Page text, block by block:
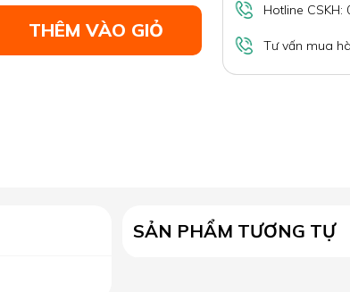
THÊM VÀO GIỎ
Hotline CSKH:
Tư vấn mua
SẢN PHẨM TƯƠNG TỰ